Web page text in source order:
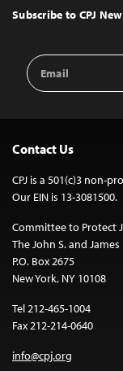
Top
Subscribe to CPJ
Email
Address
Contact Us
CPJ is a 501(c)3 non-
Our EIN is 13-3081500.
Committee to Protect
The John S. and
P.O. Box 2675
New York, NY 10108
Tel 212-465-1004
Fax 212-214-0640
info@cpj.org